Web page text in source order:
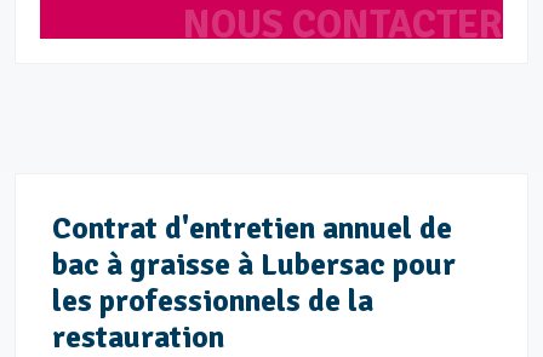
NOUS CONTACTER
Contrat d'entretien annuel de
bac à graisse à Lubersac pour
les professionnels de la
restauration